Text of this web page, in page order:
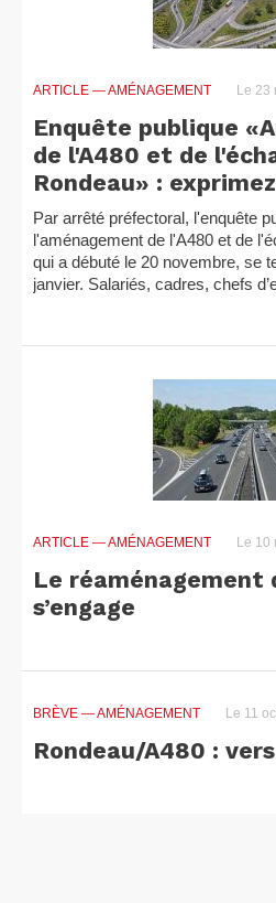
ARTICLE — AMÉNAGEMENT Le 23
Enquête publique
de l'A480 et de
Rondeau» :
Par arrêté préfectoral, l'enquête
l'aménagement de l'A480 et de
qui a débuté le 20 novembre, se
janvier. Salariés, cadres, chefs
ARTICLE — AMÉNAGEMENT Le 10
Le réaménagement
s’engage
BRÈVE — AMÉNAGEMENT Le 11
Rondeau/A480 :